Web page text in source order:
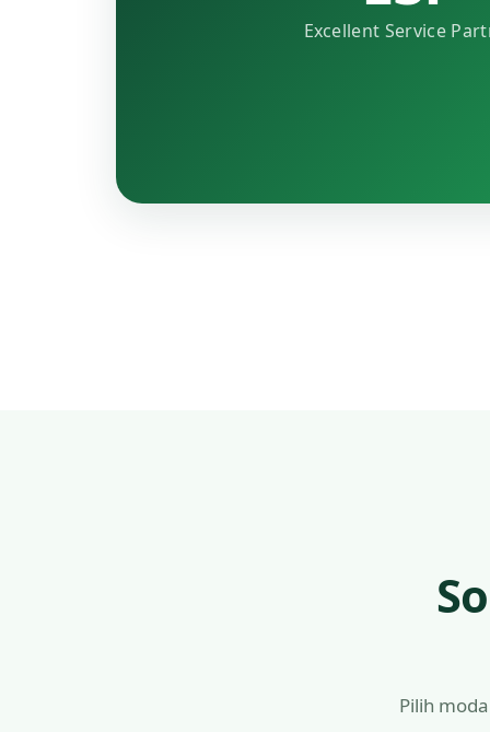
Excellent Service
Pilih